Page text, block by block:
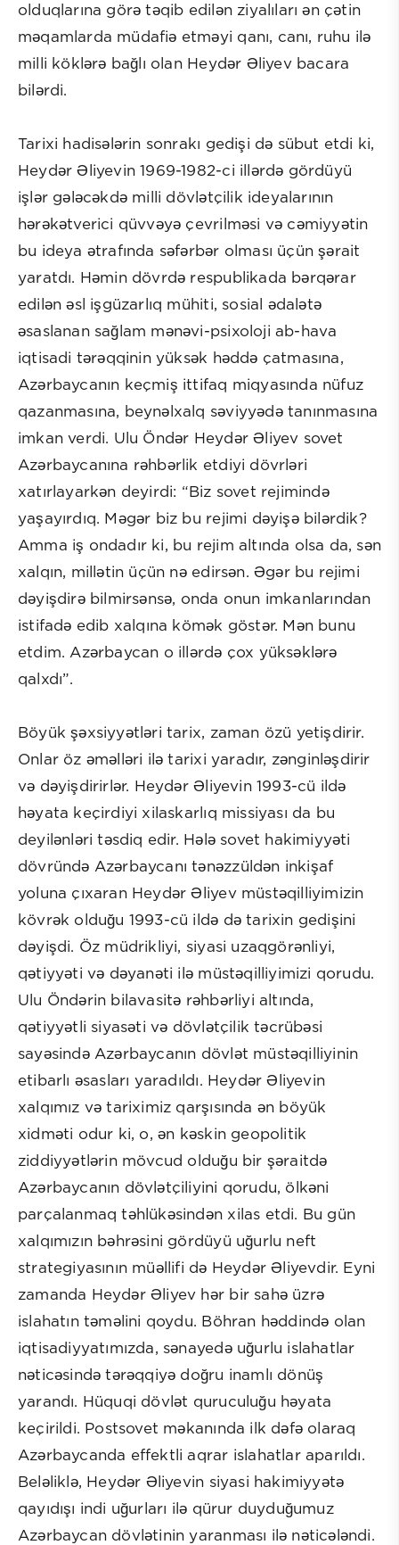
olduqlarına görə təqib edilən ziyalıları ən çətin
məqamlarda müdafiə etməyi qanı, canı, ruhu ilə
milli köklərə bağlı olan Heydər Əliyev bacara
bilərdi.
Tarixi hadisələrin sonrakı gedişi də sübut etdi ki,
Heydər Əliyevin 1969-1982-ci illərdə gördüyü
işlər gələcəkdə milli dövlətçilik ideyalarının
hərəkətverici qüvvəyə çevrilməsi və cəmiyyətin
bu ideya ətrafında səfərbər olması üçün şərait
yaratdı. Həmin dövrdə respublikada bərqərar
edilən əsl işgüzarlıq mühiti, sosial ədalətə
əsaslanan sağlam mənəvi-psixoloji ab-hava
iqtisadi tərəqqinin yüksək həddə çatmasına,
Azərbaycanın keçmiş ittifaq miqyasında nüfuz
qazanmasına, beynəlxalq səviyyədə tanınmasına
imkan verdi. Ulu Öndər Heydər Əliyev sovet
Azərbaycanına rəhbərlik etdiyi dövrləri
xatırlayarkən deyirdi: “Biz sovet rejimində
yaşayırdıq. Məgər biz bu rejimi dəyişə bilərdik?
Amma iş ondadır ki, bu rejim altında olsa da, sən
xalqın, millətin üçün nə edirsən. Əgər bu rejimi
dəyişdirə bilmirsənsə, onda onun imkanlarından
istifadə edib xalqına kömək göstər. Mən bunu
etdim. Azərbaycan o illərdə çox yüksəklərə
qalxdı”.
Böyük şəxsiyyətləri tarix, zaman özü yetişdirir.
Onlar öz əməlləri ilə tarixi yaradır, zənginləşdirir
və dəyişdirirlər. Heydər Əliyevin 1993-cü ildə
həyata keçirdiyi xilaskarlıq missiyası da bu
deyilənləri təsdiq edir. Hələ sovet hakimiyyəti
dövründə Azərbaycanı tənəzzüldən inkişaf
yoluna çıxaran Heydər Əliyev müstəqilliyimizin
kövrək olduğu 1993-cü ildə də tarixin gedişini
dəyişdi. Öz müdrikliyi, siyasi uzaqgörənliyi,
qətiyyəti və dəyanəti ilə müstəqilliyimizi qorudu.
Ulu Öndərin bilavasitə rəhbərliyi altında,
qətiyyətli siyasəti və dövlətçilik təcrübəsi
sayəsində Azərbaycanın dövlət müstəqilliyinin
etibarlı əsasları yaradıldı. Heydər Əliyevin
xalqımız və tariximiz qarşısında ən böyük
xidməti odur ki, o, ən kəskin geopolitik
ziddiyyətlərin mövcud olduğu bir şəraitdə
Azərbaycanın dövlətçiliyini qorudu, ölkəni
parçalanmaq təhlükəsindən xilas etdi. Bu gün
xalqımızın bəhrəsini gördüyü uğurlu neft
strategiyasının müəllifi də Heydər Əliyevdir. Eyni
zamanda Heydər Əliyev hər bir sahə üzrə
islahatın təməlini qoydu. Böhran həddində olan
iqtisadiyyatımızda, sənayedə uğurlu islahatlar
nəticəsində tərəqqiyə doğru inamlı dönüş
yarandı. Hüquqi dövlət quruculuğu həyata
keçirildi. Postsovet məkanında ilk dəfə olaraq
Azərbaycanda effektli aqrar islahatlar aparıldı.
Beləliklə, Heydər Əliyevin siyasi hakimiyyətə
qayıdışı indi uğurları ilə qürur duyduğumuz
Azərbaycan dövlətinin yaranması ilə nəticələndi.